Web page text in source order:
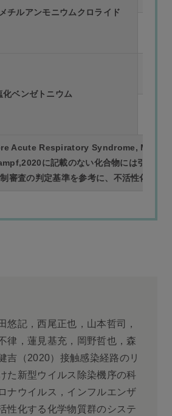
チルアンモニウムクロライド
化ベンゼトニウム
Acute Respiratory Syndrome,
に記載のない化合物には引用文
審査の判定基準を参考に、不活性化判定
悠記，西尾正也，山本哲司，
律，蓮見基充，岡野哲也，森
吉（2020）接触感染経路のリ
た新型ウイルス除染機序の科
ナウイルス，インフルエンザ
性化する化学物質群のシステ